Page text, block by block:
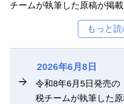
チームが執筆した原稿が掲載
2026年6月8日
令和8年6月5日発売の
税チームが執筆した